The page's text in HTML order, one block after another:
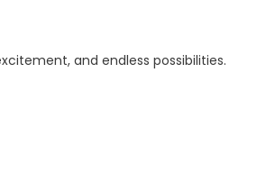
and endless possibilities.